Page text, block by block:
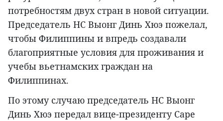
потребностям двух стран в новой ситуации.
Председатель НС Выонг Динь Хюэ пожелал,
чтобы Филиппины и впредь создавали
благоприятные условия для проживания и
учебы вьетнамских граждан на
Филиппинах.
По этому случаю председатель НС Выонг
Динь Хюэ передал вице-президенту Саре